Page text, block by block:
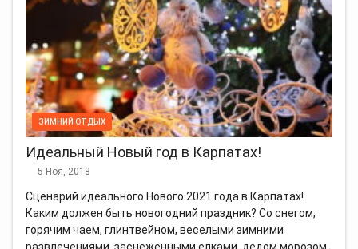
ЗИМНИЙ ОТДЫХ
Идеальный Новый год в Карпатах!
5 Ноя, 2018
Сценарий идеального Нового 2021 года в Карпатах!
Каким должен быть новогодний праздник? Со снегом,
горячим чаем, глинтвейном, веселыми зимними
развлечениями, заснеженными елками, дедом морозом,